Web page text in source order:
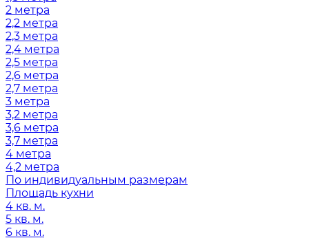
2 метра
2,2 метра
2,3 метра
2,4 метра
2,5 метра
2,6 метра
2,7 метра
3 метра
3,2 метра
3,6 метра
3,7 метра
4 метра
4,2 метра
По индивидуальным размерам
Площадь кухни
4 кв. м.
5 кв. м.
6 кв. м.